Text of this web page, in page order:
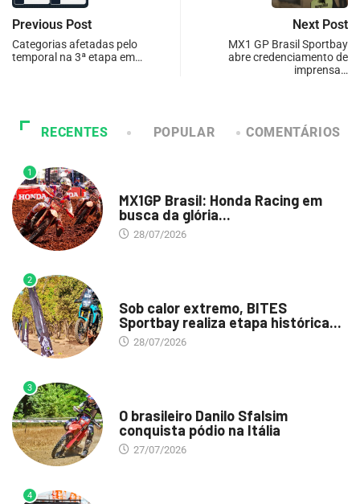
Previous Post
Categorias afetadas pelo
temporal na 3ª etapa em…
Next Post
MX1 GP Brasil Sportbay
abre credenciamento de
imprensa…
RECENTES POPULAR COMENTÁRIOS
1
MX1GP Brasil: Honda Racing em
busca da glória...
28/07/2026
2
Sob calor extremo, BITES
Sportbay realiza etapa histórica...
28/07/2026
3
O brasileiro Danilo Sfalsim
conquista pódio na Itália
27/07/2026
4